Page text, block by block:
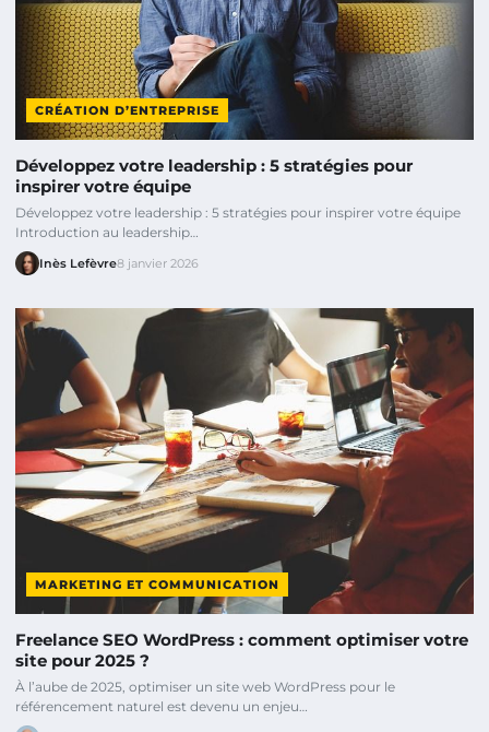
CRÉATION D’ENTREPRISE
Développez votre leadership : 5 stratégies pour
inspirer votre équipe
Développez votre leadership : 5 stratégies pour inspirer votre équipe
Introduction au leadership…
Inès Lefèvre8 janvier 2026
MARKETING ET COMMUNICATION
Freelance SEO WordPress : comment optimiser votre
site pour 2025 ?
À l’aube de 2025, optimiser un site web WordPress pour le
référencement naturel est devenu un enjeu…